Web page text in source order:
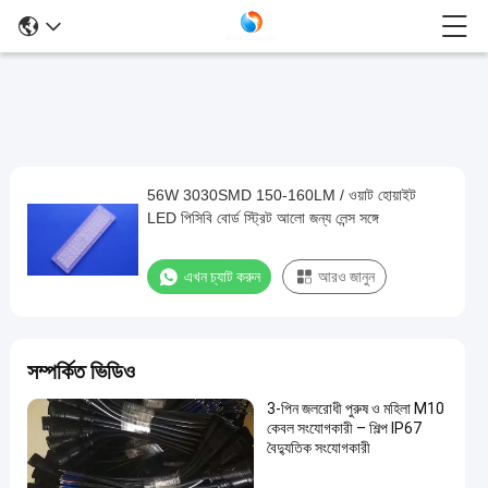
56W
3030SMD
150-
হোয়াইট
LED
পিসিবি
বোর্ড
56W 3030SMD 150-160LM / ওয়াট হোয়াইট
LED পিসিবি বোর্ড স্ট্রিট আলো জন্য লেন্স সঙ্গে
এখন চ্যাট করুন আরও জানুন
সম্পর্কিত ভিডিও
3-পিন জলরোধী পুরুষ ও মহিলা M10
কেবল সংযোগকারী – শিল্প IP67
বৈদ্যুতিক সংযোগকারী